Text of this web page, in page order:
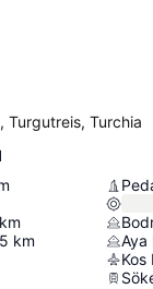
Turgutreis, Turchia
km
km
Aya
Kos